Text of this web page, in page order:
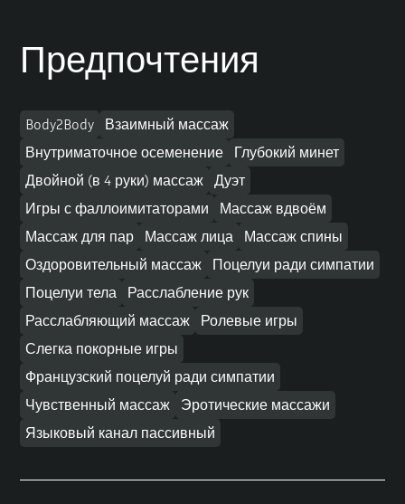
Предпочтения
Body2Body
Взаимный массаж
Внутриматочное осеменение
Глубокий минет
Двойной (в 4 руки) массаж
Дуэт
Игры с фаллоимитаторами
Массаж вдвоём
Массаж для пар
Массаж лица
Массаж спины
Оздоровительный массаж
Поцелуи ради симпатии
Поцелуи тела
Расслабление рук
Расслабляющий массаж
Ролевые игры
Слегка покорные игры
Французский поцелуй ради симпатии
Чувственный массаж
Эротические массажи
Языковый канал пассивный